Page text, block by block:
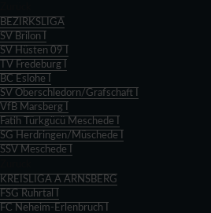
BEZIRKSLIGA
SV Brilon I
SV Hüsten 09 I
TV Fredeburg I
BC Eslohe I
SV Oberschledorn/Grafschaft I
VfB Marsberg I
Fatih Türkgücü Meschede I
SG Herdringen/Müschede I
SSV Meschede I
KREISLIGA A ARNSBERG
FSG Ruhrtal I
FC Neheim-Erlenbruch I